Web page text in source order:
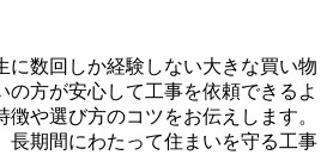
に数回しか経験しない大きな買い物
の方が安心して工事を依頼できるよ
徴や選び方のコツをお伝えします。
長期間にわたって住まいを守る工事